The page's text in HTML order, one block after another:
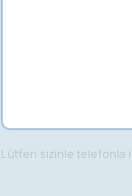
Lütfen sizinle telefonla